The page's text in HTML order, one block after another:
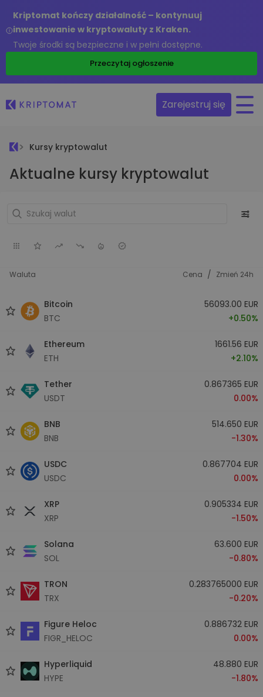
Kriptomat kończy działalność – kontynuuj
inwestowanie w kryptowaluty z Kraken.
Twoje środki są bezpieczne i w pełni dostępne.
Przeczytaj ogłoszenie
Zarejestruj się
Kursy kryptowalut
Aktualne kursy kryptowalut
Waluta Cena / Zmień 24h
Bitcoin
BTC
56093.00 EUR
+0.50%
Ethereum
ETH
1661.56 EUR
+2.10%
Tether
USDT
0.867365 EUR
0.00%
BNB
BNB
514.650 EUR
-1.30%
USDC
USDC
0.867704 EUR
0.00%
XRP
XRP
0.905334 EUR
-1.50%
Solana
SOL
63.600 EUR
-0.80%
TRON
TRX
0.283765000 EUR
-0.20%
Figure Heloc
FIGR_HELOC
0.886732 EUR
0.00%
Hyperliquid
HYPE
48.880 EUR
-1.80%